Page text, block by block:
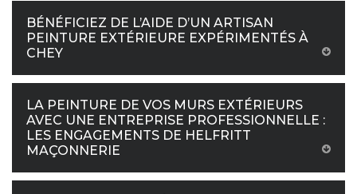
BÉNÉFICIEZ DE L’AIDE D’UN ARTISAN
PEINTURE EXTÉRIEURE EXPÉRIMENTÉS À
CHEY
LA PEINTURE DE VOS MURS EXTÉRIEURS
AVEC UNE ENTREPRISE PROFESSIONNELLE :
LES ENGAGEMENTS DE HELFRITT
MAÇONNERIE